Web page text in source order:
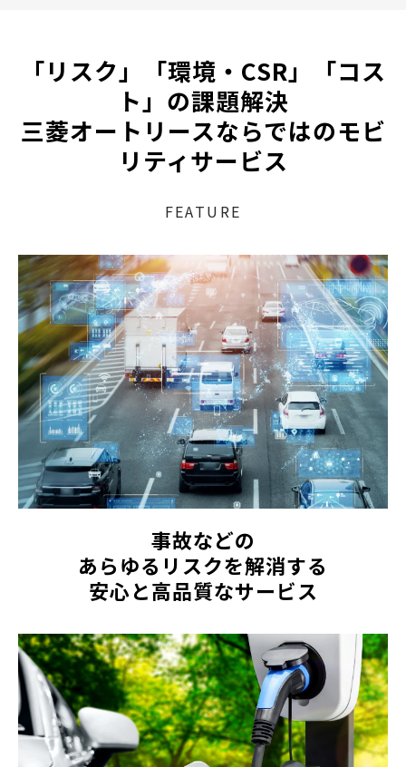
「リスク」「環境・CSR」「コス
ト」の課題解決
三菱オートリースならではのモビ
リティサービス
FEATURE
事故などの
あらゆるリスクを解消する
安心と高品質なサービス